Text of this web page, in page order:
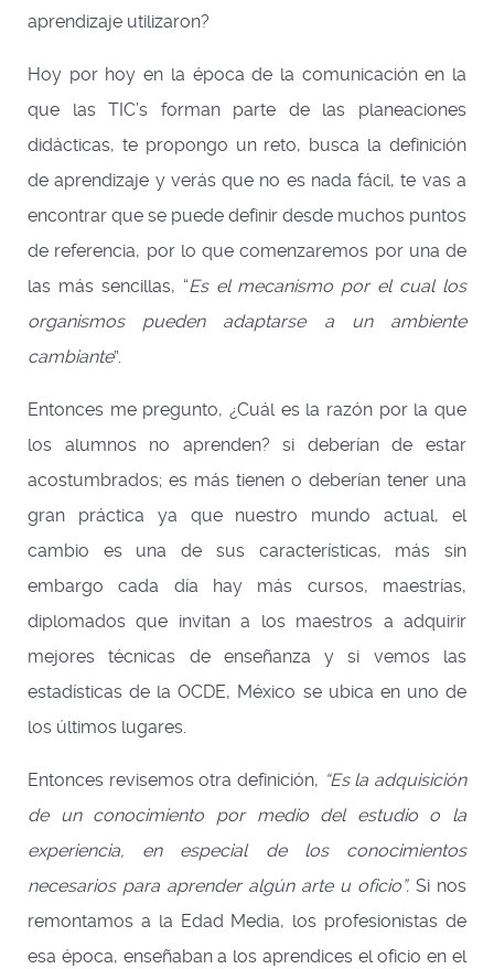
aprendizaje utilizaron?
Hoy por hoy en la época de la comunicación en la
que las TIC’s forman parte de las planeaciones
didácticas, te propongo un reto, busca la definición
de aprendizaje y verás que no es nada fácil, te vas a
encontrar que se puede definir desde muchos puntos
de referencia, por lo que comenzaremos por una de
las más sencillas, “Es el mecanismo por el cual los
organismos pueden adaptarse a un ambiente
cambiante”.
Entonces me pregunto, ¿Cuál es la razón por la que
los alumnos no aprenden? si deberían de estar
acostumbrados; es más tienen o deberían tener una
gran práctica ya que nuestro mundo actual, el
cambio es una de sus características, más sin
embargo cada día hay más cursos, maestrías,
diplomados que invitan a los maestros a adquirir
mejores técnicas de enseñanza y si vemos las
estadísticas de la OCDE, México se ubica en uno de
los últimos lugares.
Entonces revisemos otra definición, “Es la adquisición
de un conocimiento por medio del estudio o la
experiencia, en especial de los conocimientos
necesarios para aprender algún arte u oficio”. Si nos
remontamos a la Edad Media, los profesionistas de
esa época, enseñaban a los aprendices el oficio en el